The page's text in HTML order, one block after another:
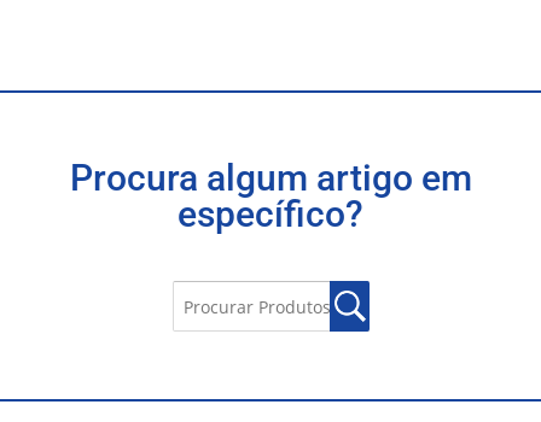
Procura algum artigo em
específico?